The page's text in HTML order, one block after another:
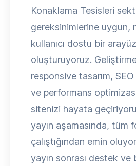
Konaklama Tesisleri
gereksinimlerine uygun,
kullanıcı dostu bir arayüz
oluşturuyoruz.
responsive tasarım,
ve performans
sitenizi hayata
yayın aşamasında, tüm
çalıştığından emin
yayın sonrası destek ve